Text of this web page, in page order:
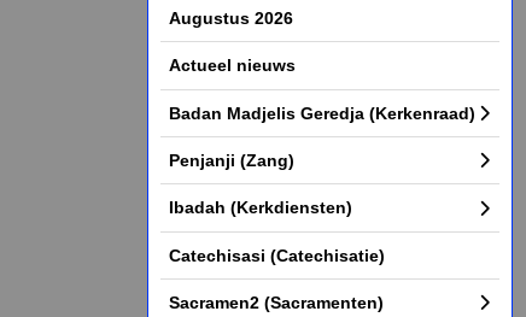
Augustus 2026
Actueel nieuws
Badan Madjelis Geredja (Kerkenraad)
Penjanji (Zang)
Ibadah (Kerkdiensten)
Catechisasi (Catechisatie)
Sacramen2 (Sacramenten)